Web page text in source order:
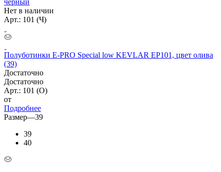
Нет в наличии
Арт.: 101 (Ч)
Полуботинки E-PRO Special low KEVLAR EP101, цвет олива
(39)
Достаточно
Достаточно
Арт.: 101 (О)
от
Подробнее
Размер—39
39
40